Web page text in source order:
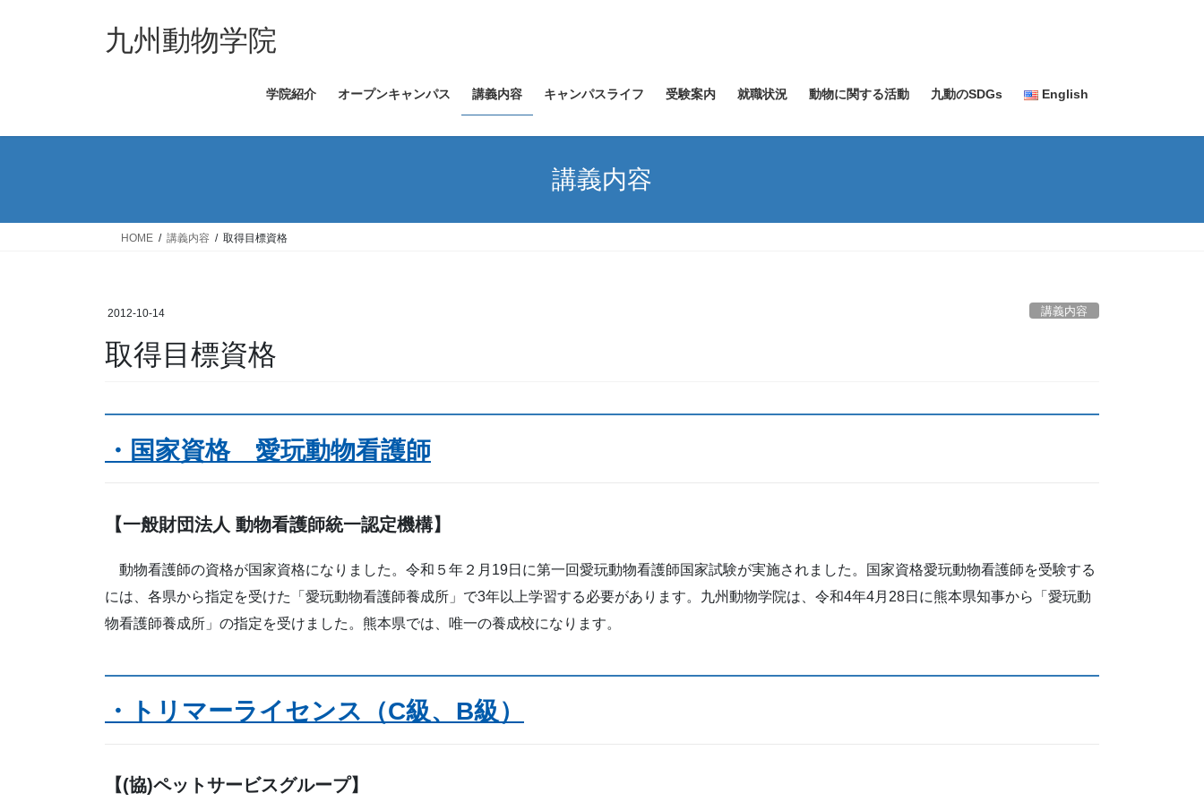
ス
ン
九州動物学院
学院紹介 オープンキャンパス 講義内容 キャンパスライフ 受験案内 就職状況 動物に関する活動 九動のSDGs English
講義内容
HOME 講義内容 取得目標資格
2012-10-14 講義内容
取得目標資格
・国家資格 愛玩動物看護師
【一般財団法人 動物看護師統一認定機構】
動物看護師の資格が国家資格になりました。令和５年２月19日に第一回愛玩動物看護師国家試験が実施されました。国家資格愛玩動物看護師を受験する
には、各県から指定を受けた「愛玩動物看護師養成所」で3年以上学習する必要があります。九州動物学院は、令和4年4月28日に熊本県知事から「愛玩動
物看護師養成所」の指定を受けました。熊本県では、唯一の養成校になります。
・トリマーライセンス（C級、B級）
【(協)ペットサービスグループ】